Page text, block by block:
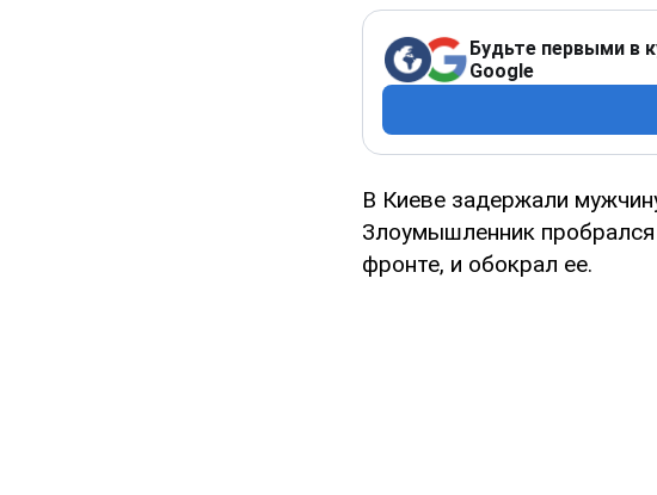
Будьте первыми в
Google
В Киеве задержали
Злоумышленник
фронте, и обокрал ее.